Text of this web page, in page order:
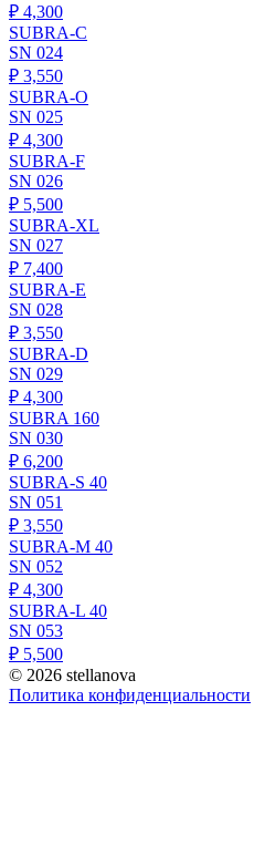
₽ 4,300
SUBRA-C
SN 024
₽ 3,550
SUBRA-O
SN 025
₽ 4,300
SUBRA-F
SN 026
₽ 5,500
SUBRA-XL
SN 027
₽ 7,400
SUBRA-E
SN 028
₽ 3,550
SUBRA-D
SN 029
₽ 4,300
SUBRA 160
SN 030
₽ 6,200
SUBRA-S 40
SN 051
₽ 3,550
SUBRA-M 40
SN 052
₽ 4,300
SUBRA-L 40
SN 053
₽ 5,500
© 2026 stellanova
Политика конфиденциальности